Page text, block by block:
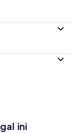
ini